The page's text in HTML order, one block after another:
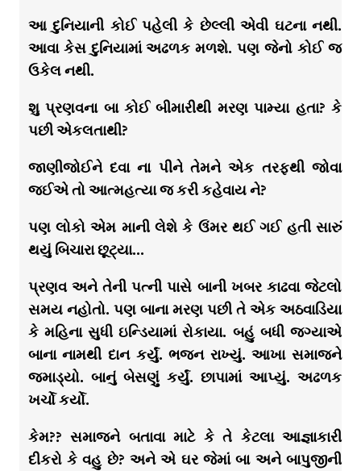
આ દુનિયાની કોઈ પહેલી કે છેલ્લી એવી ઘટના નથી.
આવા કેસ દુનિયામાં અઢળક મળશે. પણ જેનો કોઈ જ
ઉકેલ નથી.
શુ પ્રણવના બા કોઈ બીમારીથી મરણ પામ્યા હતા? કે
પછી એકલતાથી?
જાણીજોઈને દવા ના પીને તેમને એક તરફથી જોવા
જઈએ તો આત્મહત્યા જ કરી કહેવાય ને?
પણ લોકો એમ માની લેશે કે ઉંમર થઈ ગઈ હતી સારું
થયું બિચારા છૂટ્યા…
પ્રણવ અને તેની પત્ની પાસે બાની ખબર કાઢવા જેટલો
સમય નહોતો. પણ બાના મરણ પછી તે એક અઠવાડિયા
કે મહિના સુધી ઇન્ડિયામાં રોકાયા. બહું બધી જગ્યાએ
બાના નામથી દાન કર્યું. ભજન રાખ્યું. આખા સમાજને
જમાડ્યો. બાનું બેસણું કર્યું. છાપામાં આપ્યું. અઢળક
ખર્ચો કર્યો.
કેમ?? સમાજને બતાવા માટે કે તે કેટલા આજ્ઞાકારી
દીકરો કે વહુ છે? અને એ ઘર જેમાં બા અને બાપુજીની